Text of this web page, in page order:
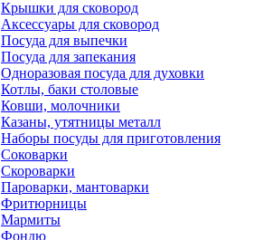
Крышки для сковород
Аксессуары для сковород
Посуда для выпечки
Посуда для запекания
Одноразовая посуда для духовки
Котлы, баки столовые
Ковши, молочники
Казаны, утятницы металл
Наборы посуды для приготовления
Соковарки
Скороварки
Пароварки, мантоварки
Фритюрницы
Мармиты
Фондю